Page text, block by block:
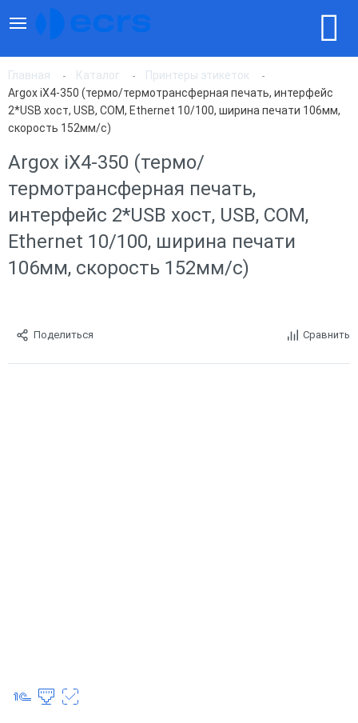
Главная Каталог
Принтеры этикеток
Argox iX4-350 (термо/термотрансферная печать, интерфейс
2*USB хост, USB, COM, Ethernet 10/100, ширина печати 106мм,
скорость 152мм/с)
Argox iX4-350 (термо/
термотрансферная печать,
интерфейс 2*USB хост, USB, COM,
Ethernet 10/100, ширина печати
106мм, скорость 152мм/с)
Поделиться Сравнить